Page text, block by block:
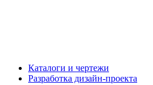
Каталоги и чертежи
Разработка дизайн-проекта